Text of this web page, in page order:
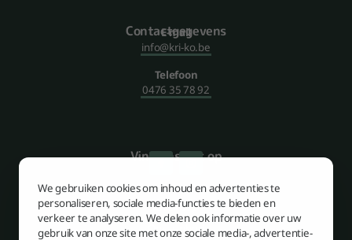
We gebruiken cookies om inhoud en advertenties te
personaliseren, sociale media-functies te bieden en
verkeer te analyseren. We delen ook informatie over uw
gebruik van onze site met onze sociale media-, advertentie-
Contact­gegevens
E-mail
info@kri-ko.be
Telefoon
0476 35 78 92
Vind ons ook op
Sitemap
Over ons
Ons aanbod